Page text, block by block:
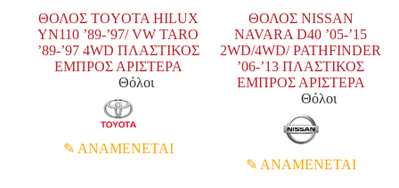
ΘΟΛΟΣ TOYOTA HILUX
YN110 ’89-’97/ VW TARO
’89-’97 4WD ΠΛΑΣΤΙΚΟΣ
ΕΜΠΡΟΣ ΑΡΙΣΤΕΡΑ
Θόλοι
ΑΝΑΜΕΝΕΤΑΙ
ΘΟΛΟΣ NISSAN
NAVARA D40 ’05-’15
2WD/4WD/ PATHFINDER
’06-’13 ΠΛΑΣΤΙΚΟΣ
ΕΜΠΡΟΣ ΑΡΙΣΤΕΡΑ
Θόλοι
ΑΝΑΜΕΝΕΤΑΙ